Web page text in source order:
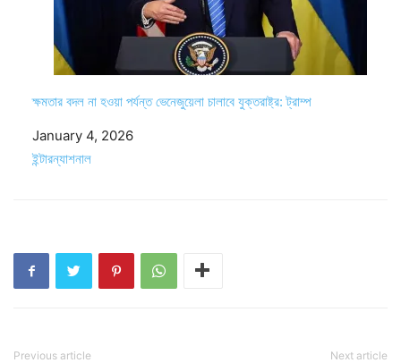
ক্ষমতার বদল না হওয়া পর্যন্ত ভেনেজুয়েলা চালাবে যুক্তরাষ্ট্র: ট্রাম্প
Date
January 4, 2026
In relation to
ইন্টারন্যাশনাল
Previous article Next article